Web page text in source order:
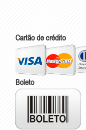
Cartão de crédito
Boleto